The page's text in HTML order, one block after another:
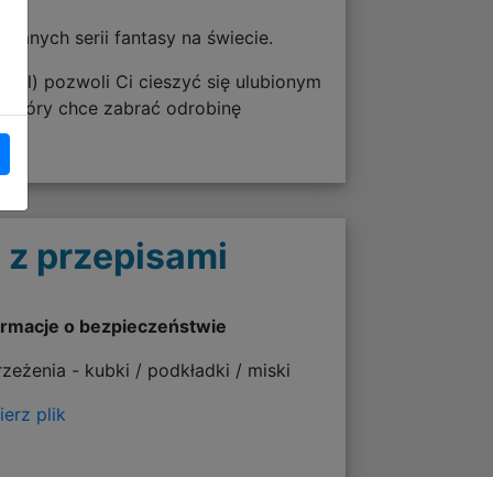
serii fantasy na świecie.
ml) pozwoli Ci cieszyć się ulubionym
który chce zabrać odrobinę
przepisami
o bezpieczeństwie
- kubki / podkładki / miski
plik